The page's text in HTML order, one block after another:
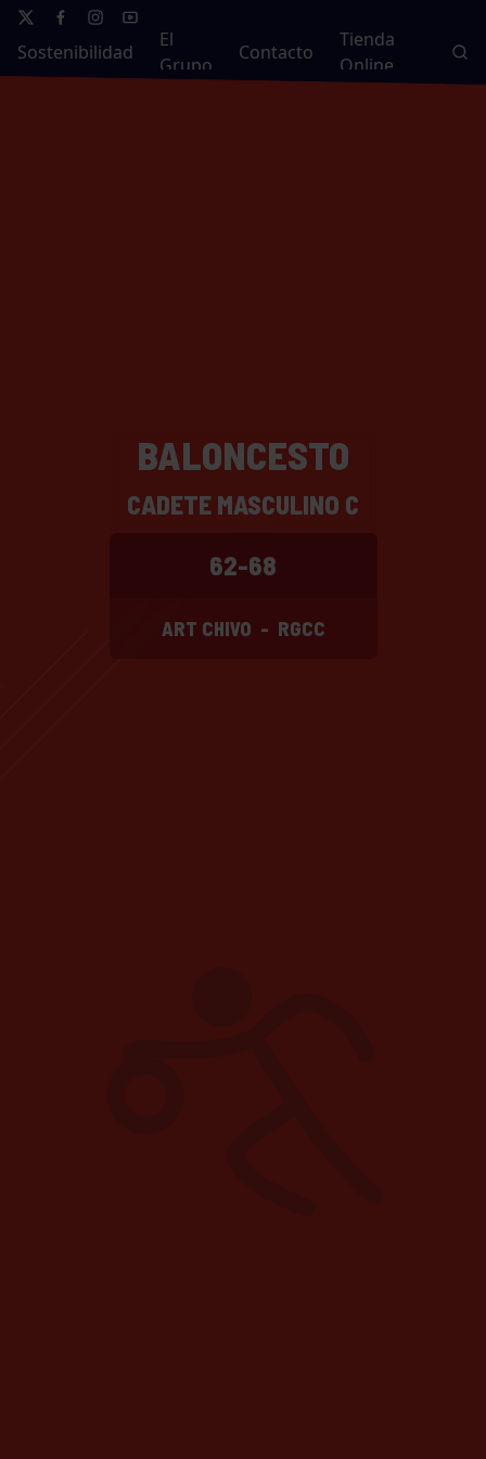
Sostenibilidad
El
Grupo
Contacto
Tienda
Online
BALONCESTO
CADETE MASCULINO C
62-68
ART CHIVO - RGCC